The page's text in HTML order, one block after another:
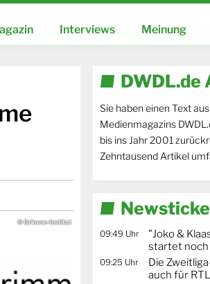
Interviews Meinung
© Grimme-Institut
DWDL.de
Sie haben einen Text
Medienmagazins
bis ins Jahr 2001
Zehntausend Artikel
09:49 Uhr
"Joko &
startet noch
09:25 Uhr
Die
auch für